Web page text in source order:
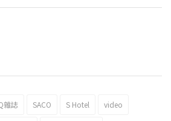
國際風箏節「風在石起」霸氣回歸
雜誌 SACO S Hotel video